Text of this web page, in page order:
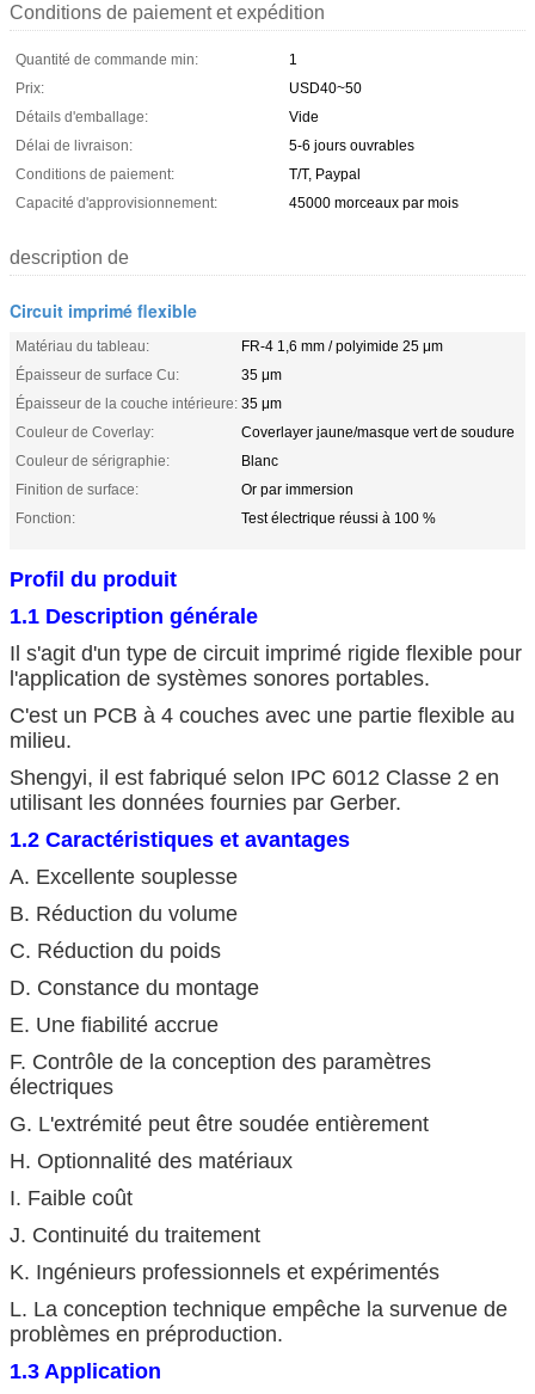
Conditions de paiement et expédition
Quantité de commande min:
1
Prix:
USD40~50
Détails d'emballage:
Vide
Délai de livraison:
5-6 jours ouvrables
Conditions de paiement:
T/T, Paypal
Capacité d'approvisionnement:
45000 morceaux par mois
description de
Circuit imprimé flexible
Matériau du tableau:
FR-4 1,6 mm / polyimide 25 μm
Épaisseur de surface Cu:
35 μm
Épaisseur de la couche intérieure: 35 μm
Couleur de Coverlay:
Coverlayer jaune/masque vert de soudure
Couleur de sérigraphie:
Blanc
Finition de surface:
Or par immersion
Fonction:
Test électrique réussi à 100 %
Profil du produit
1.1 Description générale
Il s'agit d'un type de circuit imprimé rigide flexible pour
l'application de systèmes sonores portables.
C'est un PCB à 4 couches avec une partie flexible au
milieu.
Shengyi, il est fabriqué selon IPC 6012 Classe 2 en
utilisant les données fournies par Gerber.
1.2 Caractéristiques et avantages
A. Excellente souplesse
B. Réduction du volume
C. Réduction du poids
D. Constance du montage
E. Une fiabilité accrue
F. Contrôle de la conception des paramètres
électriques
G. L'extrémité peut être soudée entièrement
H. Optionnalité des matériaux
I. Faible coût
J. Continuité du traitement
K. Ingénieurs professionnels et expérimentés
L. La conception technique empêche la survenue de
problèmes en préproduction.
1.3 Application